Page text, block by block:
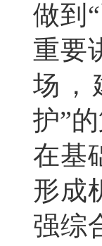
做到
重要
场，
护”
在基
形成
强综